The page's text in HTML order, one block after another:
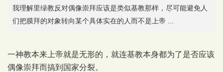
我理解里绿教反对偶像崇拜应该是类似基教那样，尽可能避免人
们把膜拜的对象转向某个具体实在的人而不是上帝 ...
一神教本来上帝就是无形的，就连基教本身都为了是否应该
偶像崇拜而搞到国家分裂。